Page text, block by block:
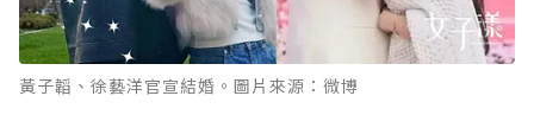
黃子韜、徐藝洋官宣結婚。圖片來源：微博